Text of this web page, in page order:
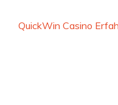
QuickWin Casino